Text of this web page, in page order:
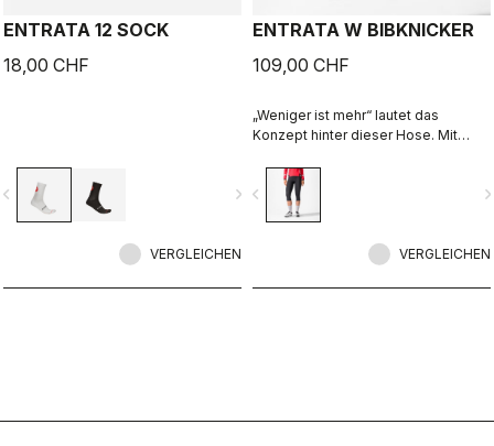
ENTRATA 12 SOCK
18,00 CHF
navigate_next
VERGLEICHEN
ENTRATA W BIBKNICKER
109,00 CHF
„Weniger ist mehr“ lautet das
Konzept hinter dieser Hose. Mit
weichen Sitzpolster und einem
reduzierten Nahtmuster hält Sie die
Hose auch auf den kältesten Fahrten
navigate_before
VERGLEICHEN